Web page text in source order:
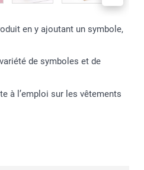
en y ajoutant un symbole,
de symboles et de
à l’emploi sur les vêtements